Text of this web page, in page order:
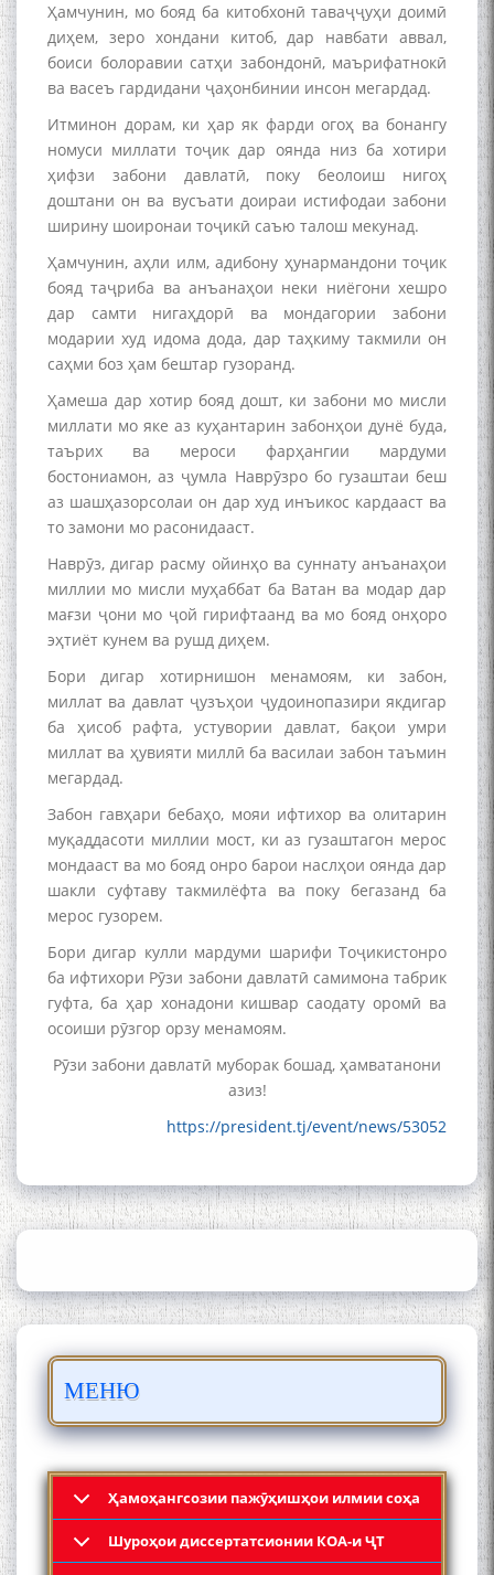
Ҳамчунин, мо бояд ба китобхонӣ таваҷҷуҳи доимӣ
диҳем, зеро хондани китоб, дар навбати аввал,
боиси болоравии сатҳи забондонӣ, маърифатнокӣ
ва васеъ гардидани ҷаҳонбинии инсон мегардад.
Итминон дорам, ки ҳар як фарди огоҳ ва бонангу
номуси миллати тоҷик дар оянда низ ба хотири
ҳифзи забони давлатӣ, поку беолоиш нигоҳ
доштани он ва вусъати доираи истифодаи забони
ширину шоиронаи тоҷикӣ саъю талош мекунад.
Ҳамчунин, аҳли илм, адибону ҳунармандони тоҷик
бояд таҷриба ва анъанаҳои неки ниёгони хешро
дар самти нигаҳдорӣ ва мондагории забони
модарии худ идома дода, дар таҳкиму такмили он
саҳми боз ҳам бештар гузоранд.
Ҳамеша дар хотир бояд дошт, ки забони мо мисли
миллати мо яке аз куҳантарин забонҳои дунё буда,
таърих ва мероси фарҳангии мардуми
бостониамон, аз ҷумла Наврӯзро бо гузаштаи беш
аз шашҳазорсолаи он дар худ инъикос кардааст ва
то замони мо расонидааст.
Наврӯз, дигар расму ойинҳо ва суннату анъанаҳои
миллии мо мисли муҳаббат ба Ватан ва модар дар
мағзи ҷони мо ҷой гирифтаанд ва мо бояд онҳоро
эҳтиёт кунем ва рушд диҳем.
Бори дигар хотирнишон менамоям, ки забон,
миллат ва давлат ҷузъҳои ҷудоинопазири якдигар
ба ҳисоб рафта, устувории давлат, бақои умри
миллат ва ҳувияти миллӣ ба василаи забон таъмин
мегардад.
Забон гавҳари бебаҳо, мояи ифтихор ва олитарин
муқаддасоти миллии мост, ки аз гузаштагон мерос
мондааст ва мо бояд онро барои наслҳои оянда дар
шакли суфтаву такмилёфта ва поку бегазанд ба
мерос гузорем.
Бори дигар кулли мардуми шарифи Тоҷикистонро
ба ифтихори Рӯзи забони давлатӣ самимона табрик
гуфта, ба ҳар хонадони кишвар саодату оромӣ ва
осоиши рӯзгор орзу менамоям.
Рӯзи забони давлатӣ муборак бошад, ҳамватанони
азиз!
https://president.tj/event/news/53052
МЕНЮ
Ҳамоҳангсозии пажӯҳишҳои илмии соҳа
Шyроҳои диссертатсионии КОА-и ҶТ
The Persian Gulf Beautiful
poetry from Устод Мумин
Қаноат (Ustod Mumin Qanoat)
and Master Mehryar
Mehrafarin about the conflict
of the name of the Persian
Gulf
Сайри Дарвоз бо Мӯъмин
Қаноат: Чанор ҳам "гап"
мезанад
ШАРҲИ МУЛОҚОТ БО АҲЛИ
ИЛМ ВА МАОРИФИ КИШВАР
АЗ ҶОНИБИ ОЛИМОНИ
АКАДЕМИЯИ МИЛЛИИ
ИЛМҲОИ ТОҶИКИСТОН
БО 4 000 000 СОМОНӢ
ПАЙКАРА ВА ОСОРХОНАИ
МӮЪМИН ҚАНОАТ СОХТА
Кадамчо Худои Шарифзода
Сайре дар Осорхона
Осорхонаи адабии
Қадамҷо: Муҳаммадҷон